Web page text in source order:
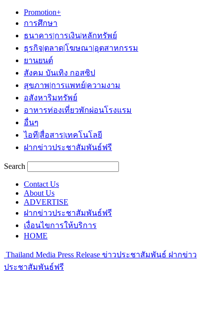
Promotion+
การศึกษา
ธนาคาร|การเงิน|หลักทรัพย์
ธุรกิจ|ตลาด|โฆษณา|อุตสาหกรรม
ยานยนต์
สังคม บันเทิง กอสซิป
สุขภาพ|การแพทย์|ความงาม
อสังหาริมทรัพย์
อาหารท่องเที่ยวพักผ่อนโรงแรม
อื่นๆ
ไอที|สื่อสาร|เทคโนโลยี
ฝากข่าวประชาสัมพันธ์ฟรี
Search
Contact Us
About Us
ADVERTISE
ฝากข่าวประชาสัมพันธ์ฟรี
เงื่อนไขการให้บริการ
HOME
Thailand Media Press Release ข่าวประชาสัมพันธ์ ฝากข่าว
ประชาสัมพันธ์ฟรี